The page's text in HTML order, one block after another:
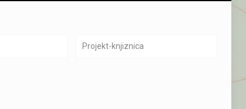
Projekt-knjiznica